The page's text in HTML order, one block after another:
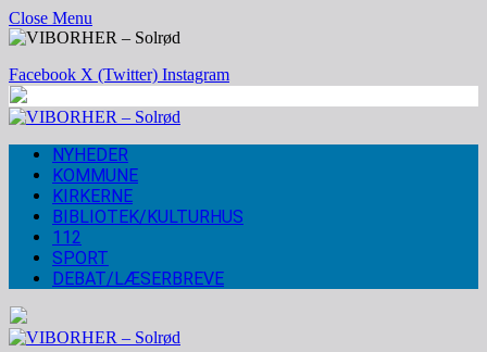
Close Menu
Facebook X (Twitter) Instagram
NYHEDER
KOMMUNE
KIRKERNE
BIBLIOTEK/KULTURHUS
112
SPORT
DEBAT/LÆSERBREVE